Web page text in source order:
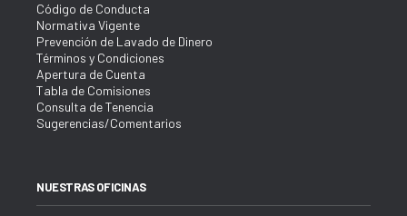
Código de Conducta
Normativa Vigente
Prevención de Lavado de Dinero
Términos y Condiciones
Apertura de Cuenta
Tabla de Comisiones
Consulta de Tenencia
Sugerencias/Comentarios
NUESTRAS OFICINAS